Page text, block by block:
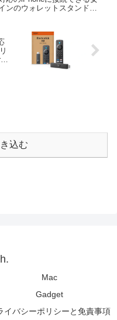
ンのウォレットスタンド
込む
Mac
Gadget
イバシーポリシーと免責事項